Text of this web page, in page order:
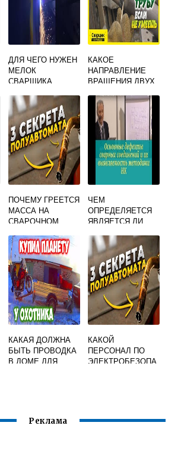
ДЛЯ ЧЕГО НУЖЕН
МЕЛОК
СВАРЩИКА
КАКОЕ
НАПРАВЛЕНИЕ
ВРАЩЕНИЯ ДВУХ
ЗАГОТОВОК ПРИ
СВАРКЕ
ТРЕНИЕМ
ПОЧЕМУ ГРЕЕТСЯ
МАССА НА
СВАРОЧНОМ
ЧЕМ
ОПРЕДЕЛЯЕТСЯ
ЯВЛЯЕТСЯ ЛИ
ДЕФЕКТ
СВАРОЧНОГО
СОЕДИНЕНИЯ
ДОПУСТИМЫМ
ИЛИ
НЕДОПУСТИМЫМ
КАКАЯ ДОЛЖНА
БЫТЬ ПРОВОДКА
В ДОМЕ ДЛЯ
КАКОЙ
ПЕРСОНАЛ ПО
ЭЛЕКТРОБЕЗОПА
Реклама